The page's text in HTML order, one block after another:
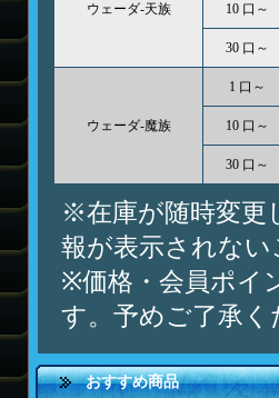
ウェーダ-天族 10 口～
30 口～
ウェーダ-魔族
1 口～
10 口～
30 口～
※在庫が随時変更
報が表示されな
※価格・会員ポイ
す。予めご了承く
おすすめ商品